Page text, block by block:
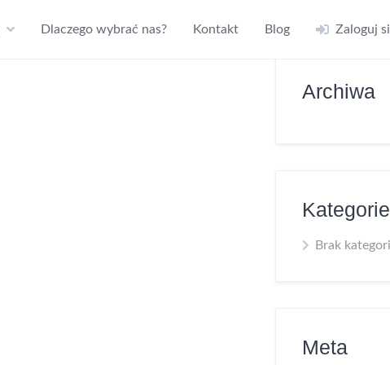
Dlaczego wybrać nas? Kontakt Blog Zaloguj
Archiwa
Kategorie
Brak
Meta